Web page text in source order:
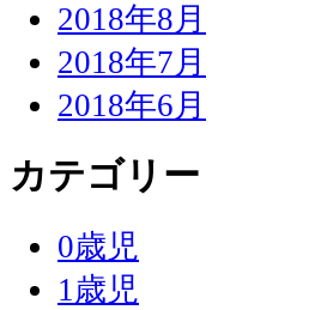
2018年8月
2018年7月
2018年6月
カテゴリー
0歳児
1歳児